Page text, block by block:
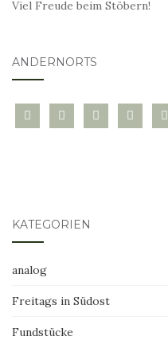
Viel Freude beim Stöbern!
ANDERNORTS
bloglovininstagramtwitter pinterest
mail
KATEGORIEN
analog
Freitags in Südost
Fundstücke